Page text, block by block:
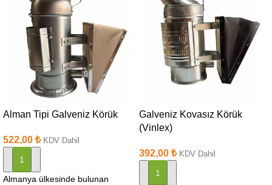
Alman Tipi Galveniz Körük
522,00 ₺ KDV Dahil
SEPETE EKLE
Almanya ülkesinde bulunan
Galveniz Kovasız Körük
(Vinlex)
392,00 ₺ KDV Dahil
SEPETE EKLE